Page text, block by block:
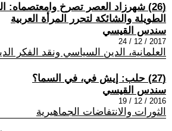
(26) شهرزاد العصر تصرخ وامعتصماه:
الطويلة والشائكة لتحرر المرأة العربية
سندس القيسي
2017 / 12 / 24
العلمانية، الدين السياسي ونقد الفكر
(27) حلب: إيش في، في السما؟
سندس القيسي
2016 / 12 / 19
الثورات والانتفاضات الجماهيرية